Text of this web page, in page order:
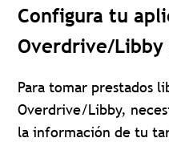
Configura tu
Overdrive/
Para tomar prestados
Overdrive/Libby,
la información de tu